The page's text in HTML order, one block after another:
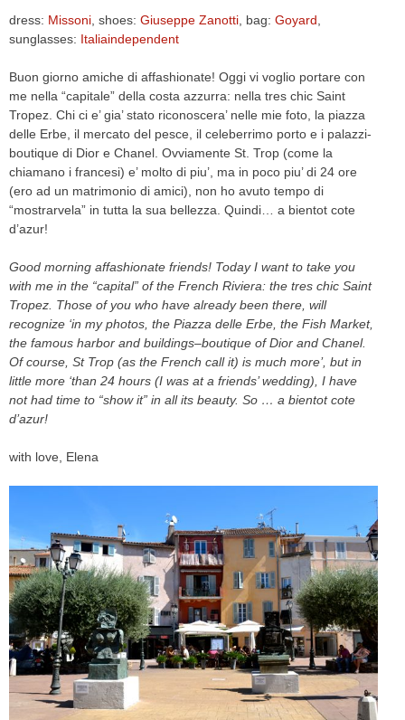
VIDEO
PRESS
CONTACT
ARCHIVES
dress: Missoni , shoes: Giuseppe Zanotti , bag: Goyard
sunglasses: Italiaindependent
Buon giorno amiche di affashionate! Oggi vi voglio portare con
me nella “capitale” della costa azzurra: nella tres chic Saint
Tropez. Chi ci e’ gia’ stato riconoscera’ nelle mie foto, la piazza
delle Erbe, il mercato del pesce, il celeberrimo porto e i palazzi-
boutique di Dior e Chanel. Ovviamente St. Trop (come la
chiamano i francesi) e’ molto di piu’, ma in poco piu’ di 24 ore
(ero ad un matrimonio di amici), non ho avuto tempo di
“mostrarvela” in tutta la sua bellezza. Quindi… a bientot cote
d’azur!
Good morning affashionate friends! Today I want to take you
with me in the “capital” of the French Riviera: the tres chic Saint
Tropez . Those of you who have alreadybeen there, will
recognize ‘in my photos the Piazza delle Erbe the Fish Market,
the famous harbor and buildings–boutique ofDior and Chanel.
Of course, St Trop (as the French call it) is much more’, but in
little more ‘than 24 hours (I was at a friends’ wedding), I have
nothad time to “show it” in all its beauty. So … a bientot cote
d’azur!
with love, Elena